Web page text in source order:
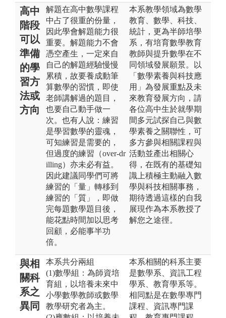
高中
階段
可以
準備
的學
習方
法或
方向
解題在高中數學課程
中占了很重的份量，
因此學會解題能力很
重要。解題能力不會
憑空產生，一定來自
自己的解題經驗慢慢
累積，故要養成動筆
算數學的習慣，即使
老師講解過的題目，
也要自己動手做一
次。也有人說：練習
是學習數學的靈魂，
可知練習是需要的，
但過度的練習（over-dr
illing）亦未必有益。
因此建議同學們可將
練習的「量」轉移到
練習的「質」，即做
完每題數學題目後，
能花點時間加以思考
回顧，必能事半功
倍。
本系教學領域為數學
教育、數學、科技、
統計，更為半師培學
系，有培育數學教育
教師與提升數學在不
同領域發展願景。以
「數學素養與科技應
用」為發展重點及未
來教育發展方向，請
各位高中生於就學期
間多元試探自己與數
學素養之關聯性，可
多方參與相關課程與
活動並產出相關心
得，在既有的基礎知
識上積極主動融入數
學與科技相關事務，
期待透過這樣的自我
展現作為本系教授了
解您之途徑。
與相
關科
系之
異同
本系共分兩組
(1)數學組：為師資培
育組，以培養未來中
小學數學教師或數學
教學研究者為主。
本系相關的科系主要
是數學系、資訊工程
學系、教育學系等。
相同點是在數學專門
課程、資訊專門課